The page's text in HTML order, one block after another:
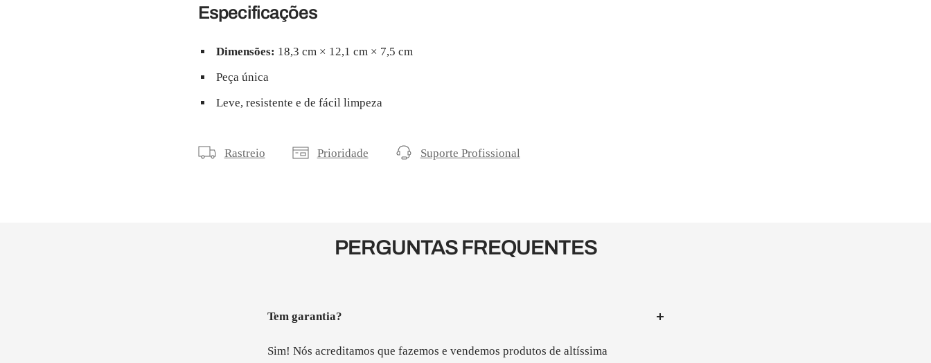
Especificações
Dimensões: 18,3 cm × 12,1 cm × 7,5 cm
Peça única
Leve, resistente e de fácil limpeza
Rastreio Prioridade Suporte Profissional
PERGUNTAS FREQUENTES
Tem garantia?
Sim! Nós acreditamos que fazemos e vendemos produtos de altíssima